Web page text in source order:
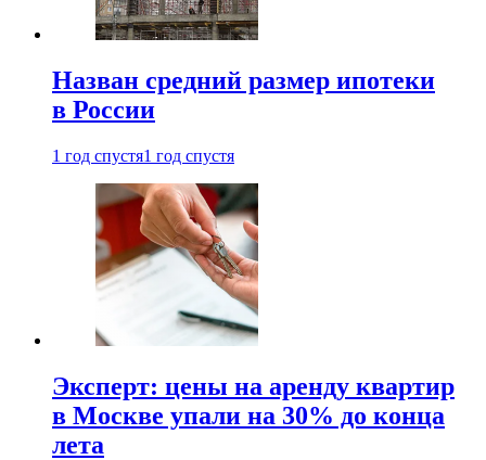
Назван средний размер ипотеки
в России
1 год спустя1 год спустя
Эксперт: цены на аренду квартир
в Москве упали на 30% до конца
лета